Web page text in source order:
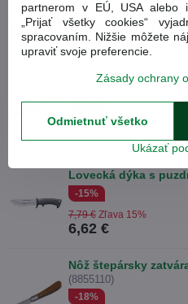
Obľúbené
Lovecká dýka
(8855300)
-15%
4,87 €
5,73 € Zľava 15%
Lovecká dýka s
-15%
6,62 €
7,79 € Zľava 15%
Nôž štepársky
(8855110)
-18%
partnerom v EÚ, USA alebo
„Prijať všetky cookies“
spracovaním. Nižšie môžete
upraviť svoje preferencie.
Zásady ochrany
Ukázať
Odmietnuť všetko